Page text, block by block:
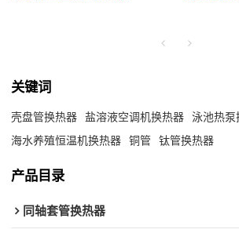
关键词
壳盘管换热器 盐溶液空调机换热器
泳池热泵
海水养殖恒温机换热器
铜管 钛管换热器
产品目录
同轴套管换热器